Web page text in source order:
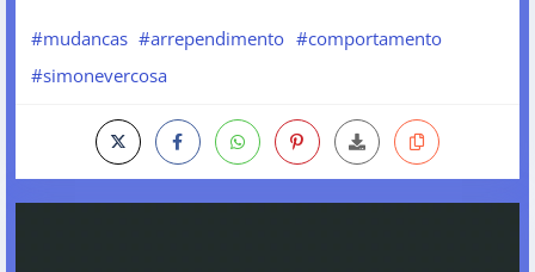
#mudancas #arrependimento #comportamento
#simonevercosa